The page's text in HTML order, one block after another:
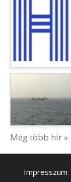
Még több hír »
Impresszum